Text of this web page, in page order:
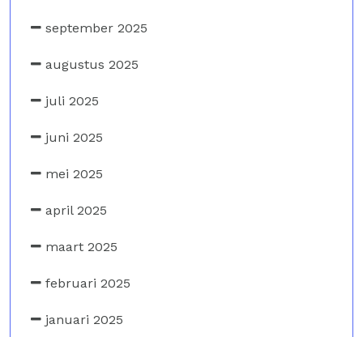
september 2025
augustus 2025
juli 2025
juni 2025
mei 2025
april 2025
maart 2025
februari 2025
januari 2025